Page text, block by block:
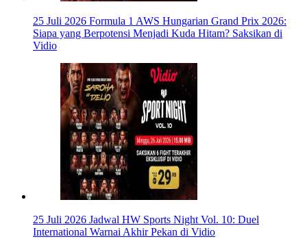
25 Juli 2026 Formula 1 AWS Hungarian Grand Prix 2026:
Siapa yang Berpotensi Menjadi Kuda Hitam? Saksikan di
Vidio
25 Juli 2026 Jadwal HW Sports Night Vol. 10: Duel
International Warnai Akhir Pekan di Vidio